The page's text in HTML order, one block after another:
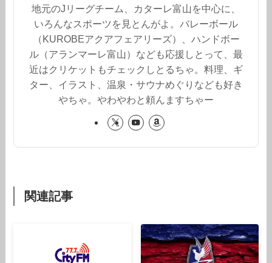
地元のJリーグチーム、カターレ富山を中心に、
いろんなスポーツを見とんがよ。バレーボール
（KUROBEアクアフェアリーズ）、ハンドボー
ル（アランマーレ富山）なども応援しとって、最
近はクリケットもチェックしとるちゃ。料理、ギ
ター、イラスト、温泉・サウナめぐりなども好き
やちゃ。やわやわと頼んますちゃー
関連記事